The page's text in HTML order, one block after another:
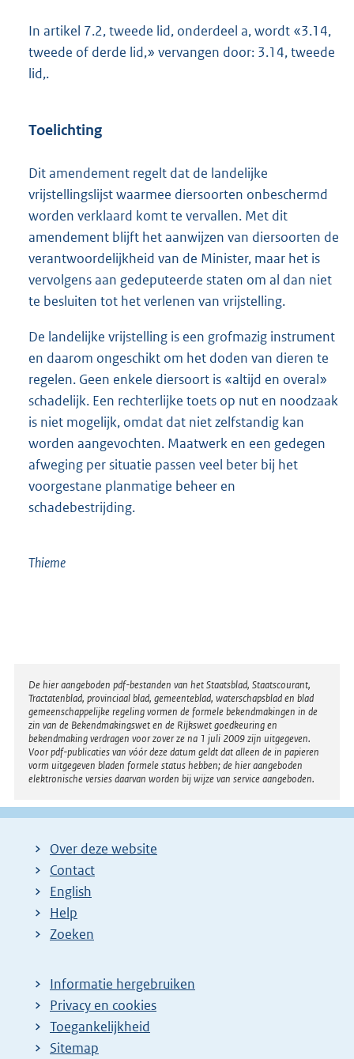
In artikel 7.2, tweede lid, onderdeel a, wordt «3.14,
tweede of derde lid,» vervangen door: 3.14, tweede
lid,.
Toelichting
Dit amendement regelt dat de landelijke
vrijstellingslijst waarmee diersoorten onbeschermd
worden verklaard komt te vervallen. Met dit
amendement blijft het aanwijzen van diersoorten de
verantwoordelijkheid van de Minister, maar het is
vervolgens aan gedeputeerde staten om al dan niet
te besluiten tot het verlenen van vrijstelling.
De landelijke vrijstelling is een grofmazig instrument
en daarom ongeschikt om het doden van dieren te
regelen. Geen enkele diersoort is «altijd en overal»
schadelijk. Een rechterlijke toets op nut en noodzaak
is niet mogelijk, omdat dat niet zelfstandig kan
worden aangevochten. Maatwerk en een gedegen
afweging per situatie passen veel beter bij het
voorgestane planmatige beheer en
schadebestrijding.
Thieme
Disclaimer
De hier aangeboden pdf-bestanden van het Staatsblad, Staatscourant,
Tractatenblad, provinciaal blad, gemeenteblad, waterschapsblad en blad
gemeenschappelijke regeling vormen de formele bekendmakingen in de
zin van de Bekendmakingswet en de Rijkswet goedkeuring en
bekendmaking verdragen voor zover ze na 1 juli 2009 zijn uitgegeven.
Voor pdf-publicaties van vóór deze datum geldt dat alleen de in papieren
vorm uitgegeven bladen formele status hebben; de hier aangeboden
elektronische versies daarvan worden bij wijze van service aangeboden.
Over deze website
Contact
English
Help
Zoeken
Informatie hergebruiken
Privacy en cookies
Toegankelijkheid
Sitemap